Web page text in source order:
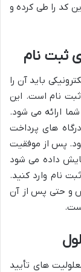
کد را طی کرده و
باید آن را
اعتباری ثبت نام است. این
ارائه می شود.
های پرداخت
پس از موفقیت
داده می شود
نام وارد کنید.
و حتی پس از آن
های تأیید